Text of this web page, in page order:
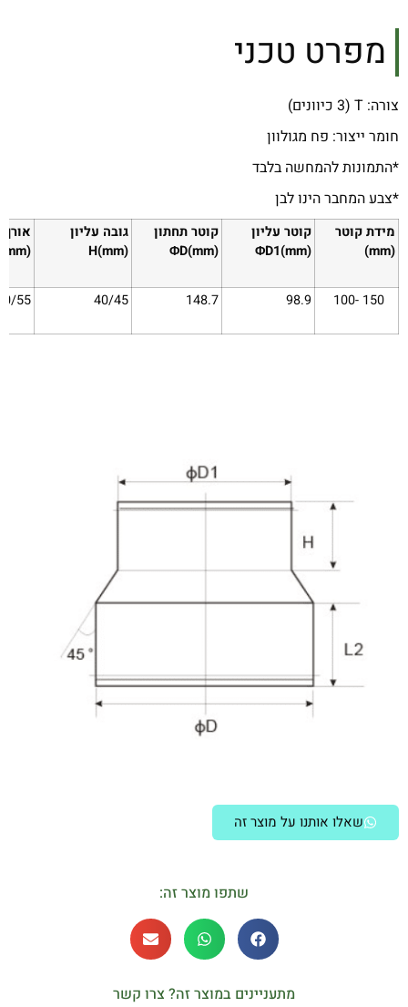
מפרט טכני
צורה: T (3 כיוונים)
חומר ייצור: פח מגולוון
*התמונות להמחשה בלבד
*צבע המחבר הינו לבן
מידת קוטר
(mm)
קוטר עליון
ΦD1(mm)
קוטר תחתון
ΦD(mm)
גובה עליון
H(mm)
אורך
150 -100
98.9
148.7
40/45
55
שאלו אותנו על מוצר זה
שתפו מוצר זה:
מתעניינים במוצר זה? צרו קשר